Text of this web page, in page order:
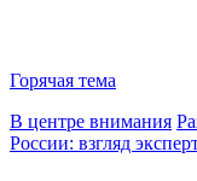
Горячая тема
В центре внимания
России: взгляд